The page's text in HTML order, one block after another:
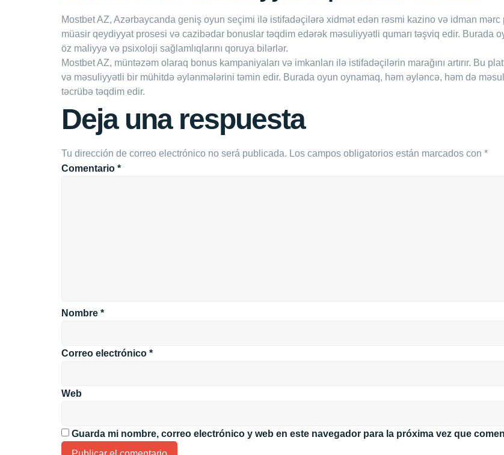
Mostbet AZ, Azərbaycanda geniş oyun seçimi ilə istifadəçilərə xidmət edən rəsmi kazino və idman mərc
müasir qeydiyyat prosesi və cazibədar bonuslar təqdim edərək məsuliyyətli qumarı təşviq edir. Burada
öz maliyyə və psixoloji sağlamlıqlarını qoruya bilərlər.
Mostbet AZ, müntəzəm olaraq bonus kampaniyaları və imkanları ilə istifadəçilərin marağını artırır. Bu
və məsuliyyətli bir mühitdə əylənmələrini təmin edir. Burada oyun oynamaq, həm əyləncə, həm də
təcrübə təqdim edir.
Deja una respuesta
Tu dirección de correo electrónico no será publicada. Los campos obligatorios están marcados con *
Comentario *
Nombre *
Correo electrónico *
Web
Guarda mi nombre, correo electrónico y web en este navegador para la próxima vez que